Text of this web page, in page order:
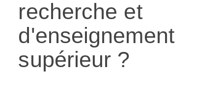
recherche et
d'enseignement
supérieur ?